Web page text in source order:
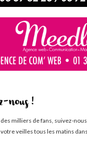
nous !
milliers de fans, suivez-
veilles tous les matins